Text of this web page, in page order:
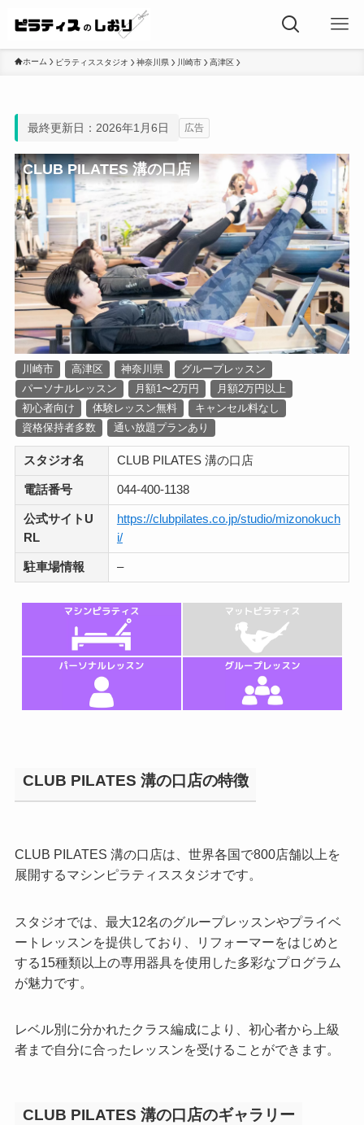
ホーム ピラティススタジオ 神奈川県 川崎市 高津区
最終更新日：2026年1月6日 広告
CLUB PILATES 溝の口店
川崎市 高津区 神奈川県
グループレッスン
パーソナルレッスン
月額1〜2万円
月額2万円以上
初心者向け
体験レッスン無料
キャンセル料なし
資格保持者多数
通い放題プランあり
スタジオ名 CLUB PILATES 溝の口店
電話番号 044-400-1138
公式サイトU
RL
https://clubpilates.co.jp/studio/mizonokuch
i/
駐車場情報 –
CLUB PILATES 溝の口店の特徴
CLUB PILATES 溝の口店は、世界各国で800店舗以上を
展開するマシンピラティススタジオです。
スタジオでは、最大12名のグループレッスンやプライベ
ートレッスンを提供しており、リフォーマーをはじめと
する15種類以上の専用器具を使用した多彩なプログラム
が魅力です。
レベル別に分かれたクラス編成により、初心者から上級
者まで自分に合ったレッスンを受けることができます。
CLUB PILATES 溝の口店のギャラリー